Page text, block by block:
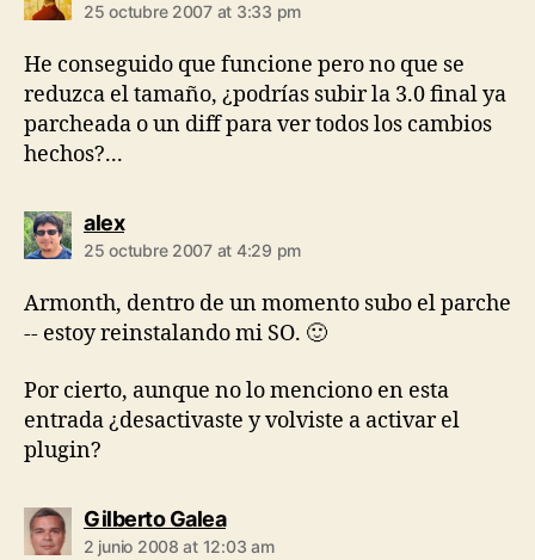
25 octubre 2007 at 3:33 pm
He conseguido que funcione pero no que se
reduzca el tamaño, ¿podrías subir la 3.0 final ya
parcheada o un diff para ver todos los cambios
hechos?...
alexsays:
25 octubre 2007 at 4:29 pm
Armonth, dentro de un momento subo el parche
-- estoy reinstalando mi SO. 🙂
Por cierto, aunque no lo menciono en esta
entrada ¿desactivaste y volviste a activar el
plugin?
Gilberto Galeasays:
2 junio 2008 at 12:03 am